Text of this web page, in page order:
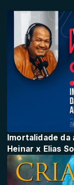
Imortalidade da
Heinar x Elias